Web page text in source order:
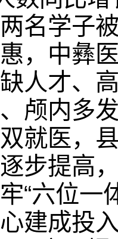
名学子
，中彝
人才、
颅内多
就医，
步提高
“六位
建成投